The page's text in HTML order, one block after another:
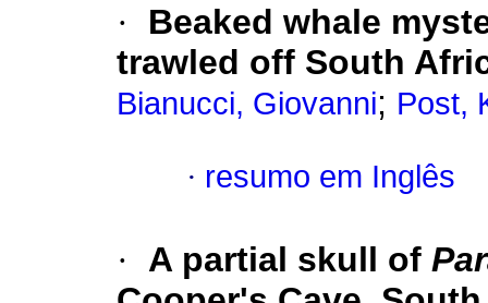
·
Beaked whale
trawled off South
Bianucci, Giovanni; Post,
· resumo em Inglês
· A partial skull of